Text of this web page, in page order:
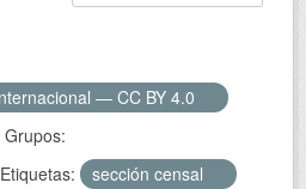
— CC BY 4.0
Grupos:
Etiquetas:
sección censal